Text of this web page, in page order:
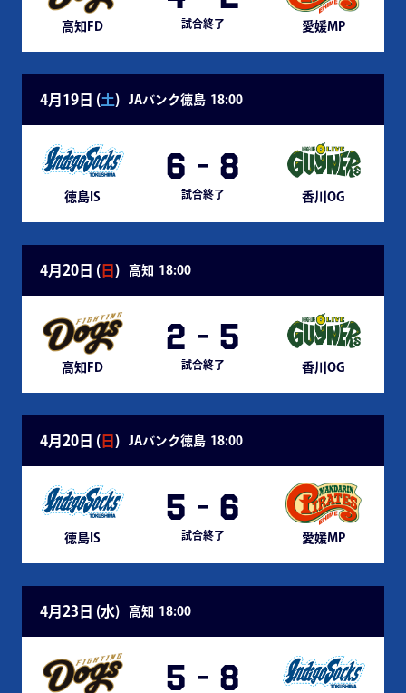
高知FD 試合終了 愛媛MP
4月19日 (土) JAバンク徳島 18:00
徳島IS
6 - 8
試合終了 香川OG
4月20日 ( 日 ) 高知 18:00
高知FD
2 - 5
試合終了 香川OG
4月20日 ( 日 ) JAバンク徳島 18:00
徳島IS
5 - 6
試合終了 愛媛MP
4月23日 (水) 高知 18:00
5 - 8